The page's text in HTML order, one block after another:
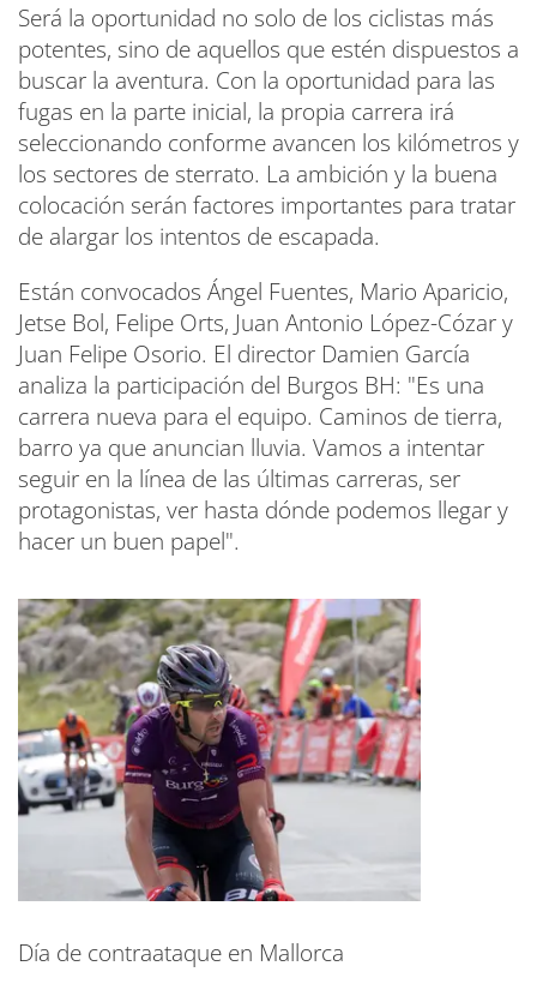
Será la oportunidad no solo de los ciclistas más
potentes, sino de aquellos que estén dispuestos a
buscar la aventura. Con la oportunidad para las
fugas en la parte inicial, la propia carrera irá
seleccionando conforme avancen los kilómetros y
los sectores de sterrato. La ambición y la buena
colocación serán factores importantes para tratar
de alargar los intentos de escapada.
Están convocados Ángel Fuentes, Mario Aparicio,
Jetse Bol, Felipe Orts, Juan Antonio López-Cózar y
Juan Felipe Osorio. El director Damien García
analiza la participación del Burgos BH: "Es una
carrera nueva para el equipo. Caminos de tierra,
barro ya que anuncian lluvia. Vamos a intentar
seguir en la línea de las últimas carreras, ser
protagonistas, ver hasta dónde podemos llegar y
hacer un buen papel".
Día de contraataque en Mallorca